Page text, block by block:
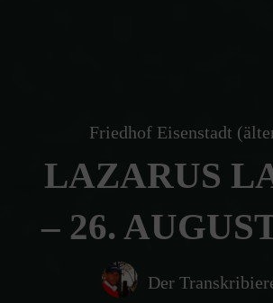
Friedhof Eisenstadt
LAZARUS
– 26.
Der